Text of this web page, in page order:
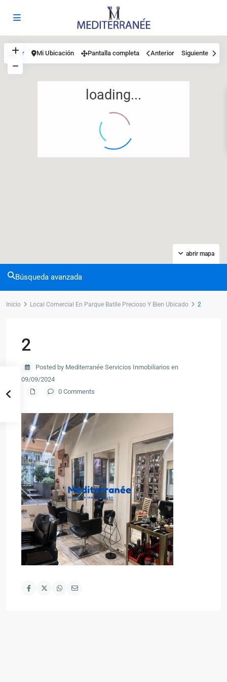
12
loading...
abrir mapa
Ver Mi Ubicación Pantalla completa Anterior Siguiente
Búsqueda avanzada
Inicio Local Comercial En Parque Batlle Precioso Y Bien Ubicado 2
2
Posted by Mediterranée Servicios Inmobiliarios en
09/09/2024
0 Comments